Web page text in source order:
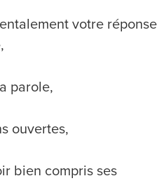
votre réponse
parole,
ouvertes,
bien compris ses